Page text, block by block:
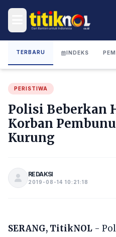
TERBARU INDEKS
PERISTIWA
Polisi Beberkan
Korban
Kurung
REDAKSI
2019-08-14 10:21:18
SERANG, TitikNOL -